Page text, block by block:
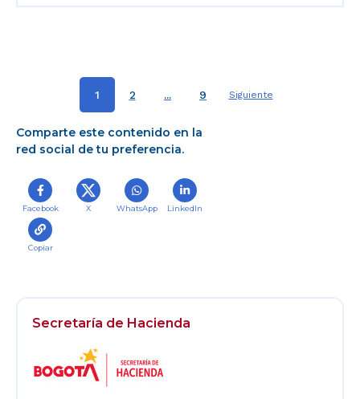
1 2 ... 9 Siguiente
Comparte este contenido en la
red social de tu preferencia.
Facebook X WhatsApp LinkedIn
Copiar
Secretaría de Hacienda